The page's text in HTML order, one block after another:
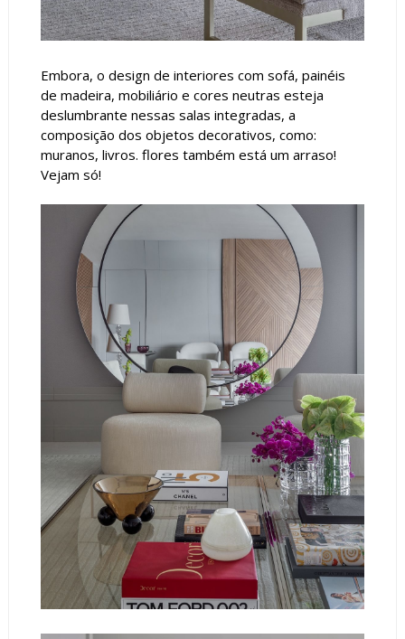
Embora, o design de interiores com sofá, painéis
de madeira, mobiliário e cores neutras esteja
deslumbrante nessas salas integradas, a
composição dos objetos decorativos, como:
muranos, livros. flores também está um arraso!
Vejam só!